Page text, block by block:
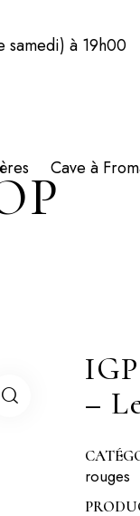
samedi) à 19h00
Cave à
–
rouges